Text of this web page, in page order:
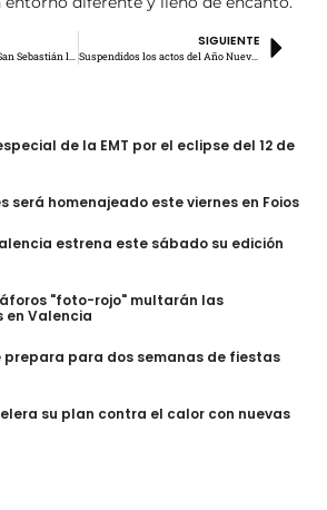
SIGUIENTE
Suspendidos los actos del Año Nuevo Chino y el Carnaval de Ruzafa
de la EMT por el eclipse del 12 de
será homenajeado este viernes en Foios
estrena este sábado su edición
"foto-rojo" multarán las
en Valencia
prepara para dos semanas de fiestas
su plan contra el calor con nuevas